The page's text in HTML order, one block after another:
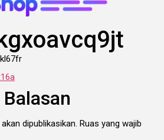
dipublikasikan. Ruas yang wajib